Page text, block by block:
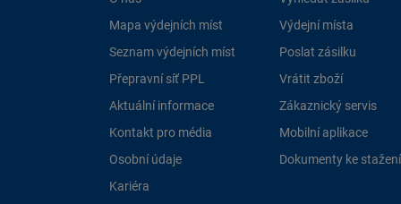
Mapa výdejních míst
Seznam výdejních míst
Přepravní síť PPL
Aktuální informace
Kontakt pro média
Osobní údaje
Kariéra
Výdejní místa
Poslat zásilku
Vrátit zboží
Zákaznický servis
Mobilní aplikace
Dokumenty ke stažení